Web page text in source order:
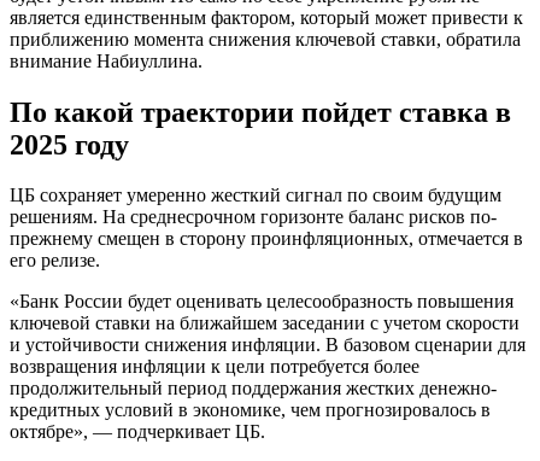
является единственным фактором, который может привести к
приближению момента снижения ключевой ставки, обратила
внимание Набиуллина.
По какой траектории пойдет ставка в
2025 году
ЦБ сохраняет умеренно жесткий сигнал по своим будущим
решениям. На среднесрочном горизонте баланс рисков по-
прежнему смещен в сторону проинфляционных, отмечается в
его релизе.
«Банк России будет оценивать целесообразность повышения
ключевой ставки на ближайшем заседании с учетом скорости
и устойчивости снижения инфляции. В базовом сценарии для
возвращения инфляции к цели потребуется более
продолжительный период поддержания жестких денежно-
кредитных условий в экономике, чем прогнозировалось в
октябре», — подчеркивает ЦБ.